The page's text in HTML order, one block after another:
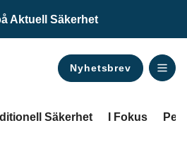
Aktuell Säkerhet
Nyhetsbrev
Säkerhet I Fokus